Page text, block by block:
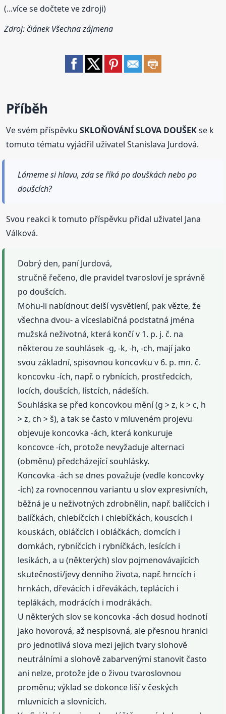
(...více se dočtete ve zdroji)
Zdroj: článek Všechna zájmena
Příběh
Ve svém příspěvkuSKLOŇOVÁNÍ SLOVA DOUŠEKse k
tomuto tématu vyjádřil uživatel Stanislava Jurdová.
Lámeme si hlavu, zda se říká po douškách nebo po
doušcích?
Svou reakci k tomuto příspěvku přidal uživatel Jana
Válková.
Dobrý den, paní Jurdová,
stručně řečeno, dle pravidel tvarosloví je správně
po doušcích.
Mohu-li nabídnout delší vysvětlení, pak vězte, že
všechna dvou- a víceslabičná podstatná jména
mužská neživotná, která končí v 1. p. j. č. na
některou ze souhlásek -g, -k, -h, -ch, mají jako
svou základní, spisovnou koncovku v 6. p. mn. č.
koncovku -ích, např. o rybnících, prostředcích,
locích, doušcích, lístcích, nádeších.
Souhláska se před koncovkou mění (g > z, k > c, h
> z, ch > š), a tak se často v mluveném projevu
objevuje koncovka -ách, která konkuruje
koncovce -ích, protože nevyžaduje alternaci
(obměnu) předcházející souhlásky.
Koncovka -ách se dnes považuje (vedle koncovky
-ích) za rovnocennou variantu u slov expresivních,
běžná je u neživotných zdrobnělin, např. balíčcích i
balíčkách, chlebíčcích i chlebíčkách, kouscích i
kouskách, obláčcích i obláčkách, domcích i
domkách, rybníčcích i rybníčkách, lesících i
lesíkách, a u (některých) slov pojmenovávajících
skutečnosti/jevy denního života, např. hrncích i
hrnkách, dřevácích i dřevákách, teplácích i
teplákách, modrácích i modrákách.
U některých slov se koncovka -ách dosud hodnotí
jako hovorová, až nespisovná, ale přesnou hranici
pro jednotlivá slova mezi jejich tvary slohově
neutrálními a slohově zabarvenými stanovit často
ani nelze, protože jde o živou tvaroslovnou
proměnu; výklad se dokonce liší v českých
mluvnicích a slovnících.